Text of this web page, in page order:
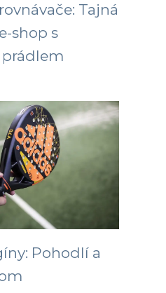
Tajná
shop s
Pohodlí a